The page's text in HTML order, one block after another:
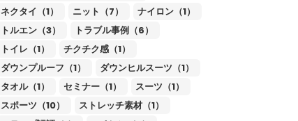
ネクタイ（1）
ニット（7）
ナイロン（1）
トルエン（3）
トラブル事例（6）
トイレ（1）
チクチク感（1）
ダウンプルーフ（1）
ダウンヒルスーツ（1）
タオル（1）
セミナー（1）
スーツ（1）
スポーツ（10）
ストレッチ素材（1）